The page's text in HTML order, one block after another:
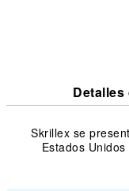
Skrillex se
Estados